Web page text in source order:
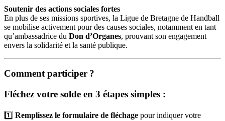
Soutenir des actions sociales fortes
En plus de ses missions sportives, la Ligue de Bretagne de Handball
se mobilise activement pour des causes sociales, notamment en tant
qu’ambassadrice du Don d’Organes, prouvant son engagement
envers la solidarité et la santé publique.
Comment participer ?
Fléchez votre solde en 3 étapes simples :
1️⃣ Remplissez le formulaire de fléchage pour indiquer votre